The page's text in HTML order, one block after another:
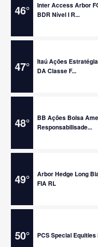
46°
Inter Access Arbor
BDR Nível I R...
47°
Itaú Ações
DA Classe F...
48°
BB Ações Bolsa
Responsabilisade...
49°
Arbor Hedge Long
FIA RL
50° PCS Special Equities